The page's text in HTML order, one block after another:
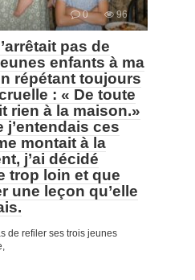
0 96
pas de
enfants à ma
répétant toujours
: « De toute
rien à la maison.»
j’entendais ces
montait à la
j’ai décidé
trop loin et que
une leçon qu’elle
de refiler ses trois jeunes